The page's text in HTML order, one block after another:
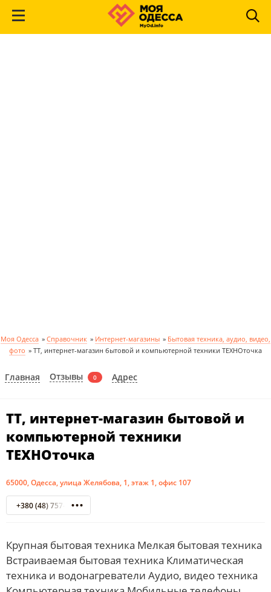
Моя Одесса » Справочник » Интернет-магазины » Бытовая техника, аудио, видео,
фото » ТТ, интернет-магазин бытовой и компьютерной техники ТЕХНОточка
Главная Отзывы 0 Адрес
ТТ, интернет-магазин бытовой и
компьютерной техники
ТЕХНОточка
65000, Одесса, улица Желябова, 1, этаж 1, офис 107
+380 (48) 757-84-13 Бытовая техника
Крупная бытовая техника Мелкая бытовая техника
Встраиваемая бытовая техника Климатическая
техника и водонагреватели Аудио, видео техника